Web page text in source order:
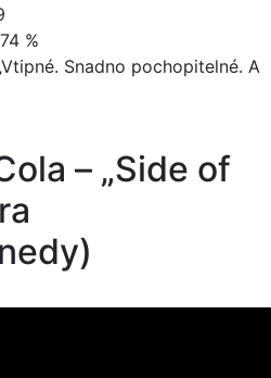
74 %
Snadno pochopitelné. A
– „Side of